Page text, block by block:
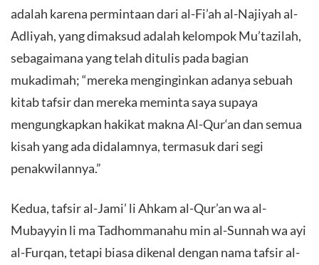
adalah karena permintaan dari al-Fi’ah al-Najiyah al-
Adliyah, yang dimaksud adalah kelompok Mu’tazilah,
sebagaimana yang telah ditulis pada bagian
mukadimah; “mereka menginginkan adanya sebuah
kitab tafsir dan mereka meminta saya supaya
mengungkapkan hakikat makna Al-Qur‘an dan semua
kisah yang ada didalamnya, termasuk dari segi
penakwilannya.”
Kedua, tafsir al-Jami’ li Ahkam al-Qur’an wa al-
Mubayyin li ma Tadhommanahu min al-Sunnah wa ayi
al-Furqan, tetapi biasa dikenal dengan nama tafsir al-